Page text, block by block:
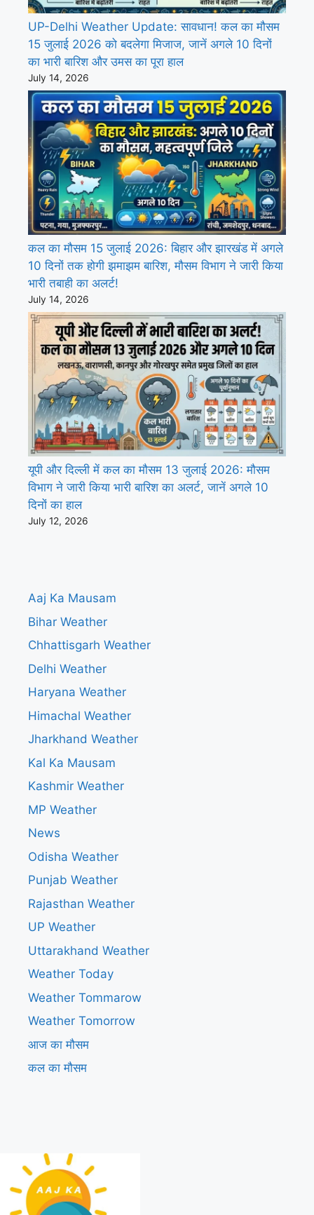
UP-Delhi Weather Update: सावधान! कल का मौसम
15 जुलाई 2026 को बदलेगा मिजाज, जानें अगले 10 दिनों
का भारी बारिश और उमस का पूरा हाल
July 14, 2026
कल का मौसम 15 जुलाई 2026: बिहार और झारखंड में अगले
10 दिनों तक होगी झमाझम बारिश, मौसम विभाग ने जारी किया
भारी तबाही का अलर्ट!
July 14, 2026
यूपी और दिल्ली में कल का मौसम 13 जुलाई 2026: मौसम
विभाग ने जारी किया भारी बारिश का अलर्ट, जानें अगले 10
दिनों का हाल
July 12, 2026
Aaj Ka Mausam
Bihar Weather
Chhattisgarh Weather
Delhi Weather
Haryana Weather
Himachal Weather
Jharkhand Weather
Kal Ka Mausam
Kashmir Weather
MP Weather
News
Odisha Weather
Punjab Weather
Rajasthan Weather
UP Weather
Uttarakhand Weather
Weather Today
Weather Tommarow
Weather Tomorrow
आज का मौसम
कल का मौसम